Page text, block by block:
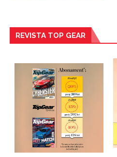
REVISTA TOP GEAR